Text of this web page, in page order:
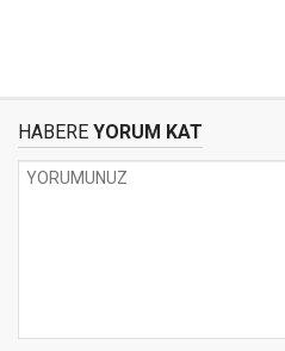
HABERE YORUM KAT